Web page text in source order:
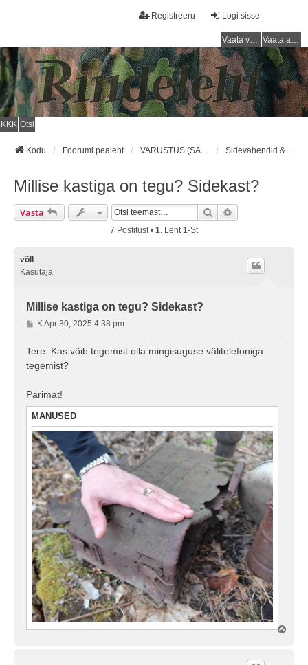
Logi sisse
Registreeru
Vaata vastamata teemasi Vaata aktiivseid teemasid
KKK Otsi
Kodu Foorumi pealeht VARUSTUS (SAKSA SÕJAVÄGI) / EQUIPMENT (GERMAN ARMY) Sidevahendid & Elektroonika/Communication Equipment & Electronics
Millise kastiga on tegu? Sidekast?
Vasta Otsi
7 Postitust • 1. Leht1-st
võll
Kasutaja
Millise kastiga on tegu? Sidekast?
P
o
s
i
u
s
K Apr 30, 2025 4:38 pm
Tere. Kas võib tegemist olla mingisuguse välitelefoniga
tegemist?
Parimat!
MANUSED